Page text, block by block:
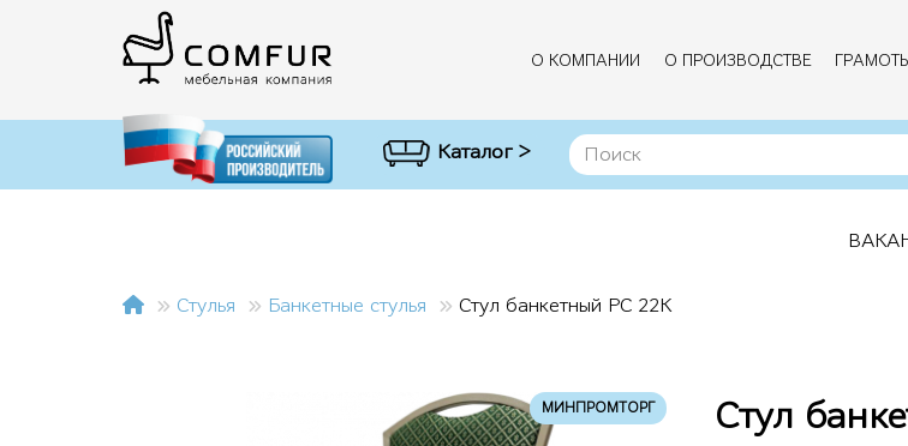
О КОМПАНИИ О ПРОИЗВОДСТВЕ
Каталог >
Стулья Банкетные стулья Стул банкетный РС 22К
МИНПРОМТОРГ Стул